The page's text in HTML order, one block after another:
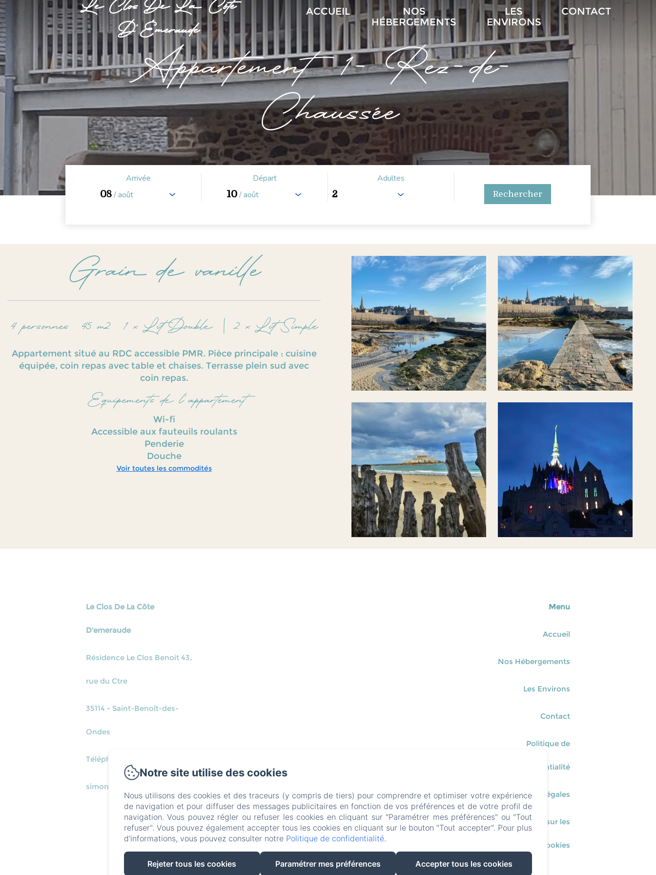
Le Clos De La Côte
D'Émeraude
ACCUEIL
NOS
HÉBERGEMENTS
LES
ENVIRONS
CONTACT
Appartement 1- Rez-de-
Chaussée
Arrivée
08/ août
Départ
10/ août
Adultes
Rechercher
Grain de vanille
4 personnes 45 m2 1 x Lit Double|2 x Lit Simple
Appartement situé au RDC accessible PMR. Pièce principale : cuisine
équipée, coin repas avec table et chaises. Terrasse plein sud avec
coin repas.
Equipements de l'appartement
Wi-fi
Accessible aux fauteuils roulants
Penderie
Douche
Voir toutes les commodités
Le Clos De La Côte
D'emeraude
Résidence Le Clos Benoit 43,
rue du Ctre
35114 - Saint-Benoît-des-
Ondes
Téléphone: 0663467667
simon35114@orange.fr
Menu
Accueil
Nos Hébergements
Les Environs
Contact
Politique de
confidentialité
Informations légales
Informations sur les
cookies
Notre site utilise des cookies
Nous utilisons des cookies et des traceurs (y compris de tiers) pour comprendre et optimiser votre expérience
de navigation et pour diffuser des messages publicitaires en fonction de vos préférences et de votre profil de
navigation. Vous pouvez régler ou refuser les cookies en cliquant sur "Paramétrer mes préférences" ou "Tout
refuser". Vous pouvez également accepter tous les cookies en cliquant sur le bouton "Tout accepter". Pour plus
d'informations, vous pouvez consulter notre Politique de confidentialité.
Rejeter tous les cookies Paramétrer mes préférences Accepter tous les cookies